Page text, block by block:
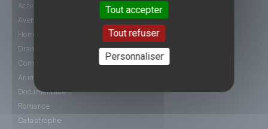
Action
Aventure
Horreur
Drame
Comédie
Animation
Documentaire
Romance
Catastrophe
Tout accepter
Tout refuser
Personnaliser